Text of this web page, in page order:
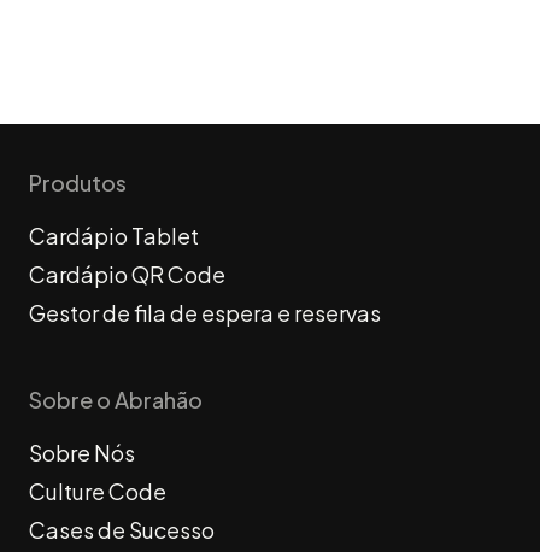
Produtos
Cardápio Tablet
Cardápio QR Code
Gestor de fila de espera e reservas
Sobre o Abrahão
Sobre Nós
Culture Code
Cases de Sucesso